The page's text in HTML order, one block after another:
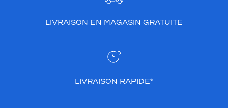
LIVRAISON EN MAGASIN GRATUITE
LIVRAISON RAPIDE*